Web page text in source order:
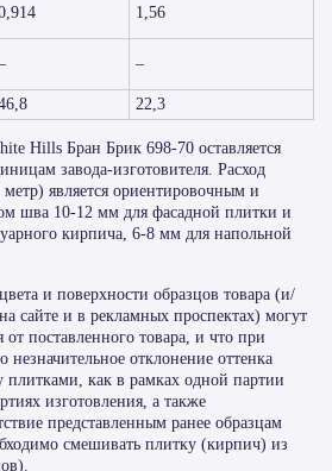
1,56
–
22,3
Hills Бран Брик 698-70 оставляется
завода-изготовителя. Расход
является ориентировочным и
шва 10-12 мм для фасадной плитки и
кирпича, 6-8 мм для напольной
и поверхности образцов товара (и/
сайте и в рекламных проспектах) могут
от поставленного товара, и что при
незначительное отклонение оттенка
плитками, как в рамках одной партии
изготовления, а также
представленным ранее образцам
смешивать плитку (кирпич) из